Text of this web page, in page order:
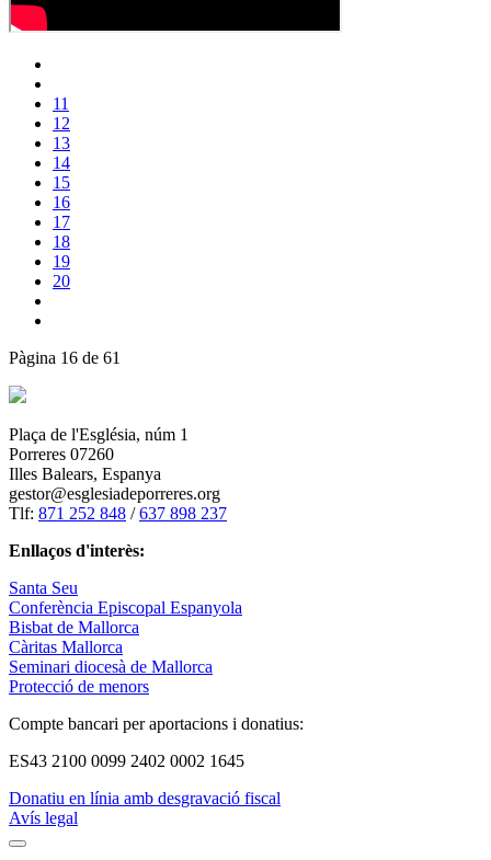
11
12
13
14
15
16
17
18
19
20
Pàgina 16 de 61
Plaça de l'Església, núm 1
Porreres 07260
Illes Balears, Espanya
gestor@esglesiadeporreres.org
Tlf: 871 252 848 /637 898 237
Enllaços d'interès:
Santa Seu
Conferència Episcopal Espanyola
Bisbat de Mallorca
Càritas Mallorca
Seminari diocesà de Mallorca
Protecció de menors
Compte bancari per aportacions i donatius:
ES43 2100 0099 2402 0002 1645
Donatiu en línia amb desgravació fiscal
Avís legal